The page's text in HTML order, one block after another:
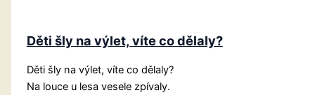
Děti šly na výlet, víte co dělaly?
Děti šly na výlet, víte co dělaly?
Na louce u lesa vesele zpívaly.